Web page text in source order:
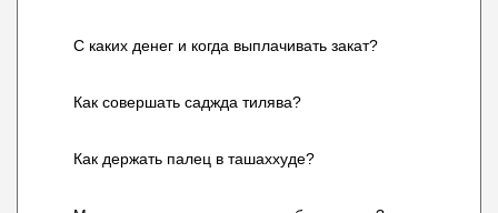
С каких денег и когда выплачивать закат?
Как совершать саджда тилява?
Как держать палец в ташаххуде?